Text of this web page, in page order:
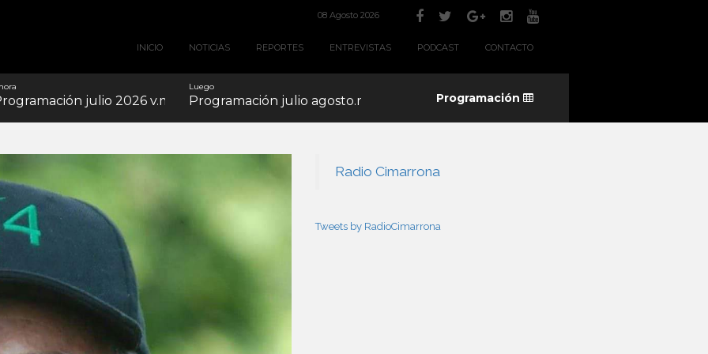
08 Agosto 2026
INICIO NOTICIAS REPORTES ENTREVISTAS PODCAST CONTACTO
julio 2026 v.mp3
Luego
Programación julio agosto.mp3 Programación
Radio Cimarrona
Tweets by RadioCimarrona